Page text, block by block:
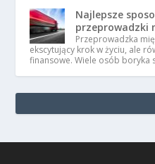
Najlepsze
przeprowadzki
Przeprowadzka
ekscytujący krok w życiu, ale
finansowe. Wiele osób boryka